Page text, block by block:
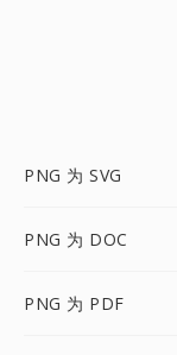
PNG 为 SVG
PNG 为 DOC
PNG 为 PDF